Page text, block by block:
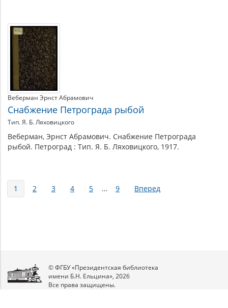
Веберман Эрнст Абрамович
Снабжение Петрограда рыбой
Тип. Я. Б. Ляховицкого
Веберман, Эрнст Абрамович. Снабжение Петрограда
рыбой. Петроград : Тип. Я. Б. Ляховицкого, 1917.
Страницы
1 2 3 4 5 … 9 Вперед
© ФГБУ «Президентская библиотека
имени Б.Н. Ельцина», 2026
Все права защищены.